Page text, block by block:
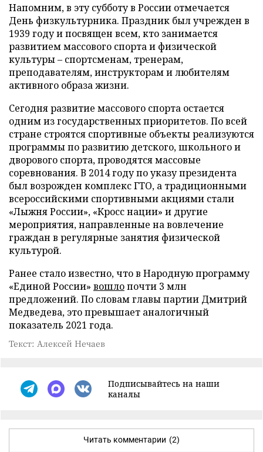
Напомним, в эту субботу в России отмечается
День физкультурника. Праздник был учрежден в
1939 году и посвящен всем, кто занимается
развитием массового спорта и физической
культуры – спортсменам, тренерам,
преподавателям, инструкторам и любителям
активного образа жизни.
Сегодня развитие массового спорта остается
одним из государственных приоритетов. По всей
стране строятся спортивные объекты реализуются
программы по развитию детского, школьного и
дворового спорта, проводятся массовые
соревнования. В 2014 году по указу президента
был возрожден комплекс ГТО, а традиционными
всероссийскими спортивными акциями стали
«Лыжня России», «Кросс нации» и другие
мероприятия, направленные на вовлечение
граждан в регулярные занятия физической
культурой.
Ранее стало известно, что в Народную программу
«Единой России» вошлопочти 3 млн
предложений. По словам главы партии Дмитрий
Медведева, это превышает аналогичный
показатель 2021 года.
Текст: Алексей Нечаев
Подписывайтесь на наши
каналы
Читать комментарии (2)